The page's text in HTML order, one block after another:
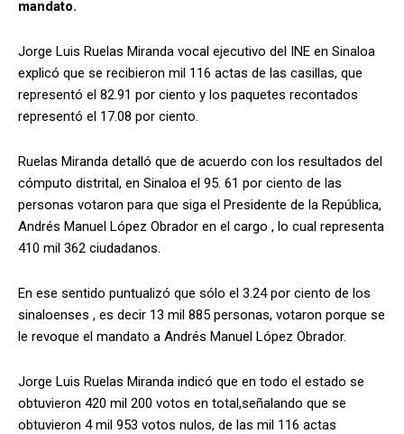
mandato.
Jorge Luis Ruelas Miranda vocal ejecutivo del INE en Sinaloa
explicó que se recibieron mil 116 actas de las casillas, que
representó el 82.91 por ciento y los paquetes recontados
representó el 17.08 por ciento.
Ruelas Miranda detalló que de acuerdo con los resultados del
cómputo distrital, en Sinaloa el 95. 61 por ciento de las
personas votaron para que siga el Presidente de la República,
Andrés Manuel López Obrador en el cargo , lo cual representa
410 mil 362 ciudadanos.
En ese sentido puntualizó que sólo el 3.24 por ciento de los
sinaloenses , es decir 13 mil 885 personas, votaron porque se
le revoque el mandato a Andrés Manuel López Obrador.
Jorge Luis Ruelas Miranda indicó que en todo el estado se
obtuvieron 420 mil 200 votos en total,señalando que se
obtuvieron 4 mil 953 votos nulos, de las mil 116 actas